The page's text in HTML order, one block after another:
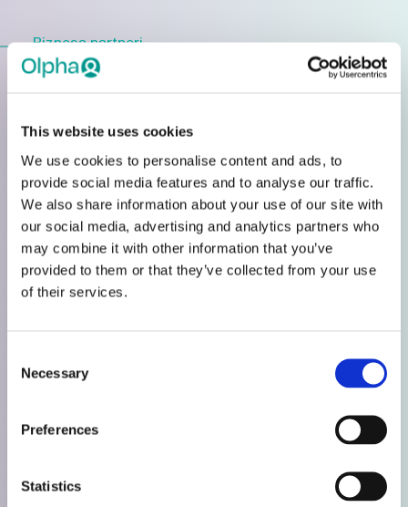
This website uses cookies
We use cookies to personalise content and ads, to
provide social media features and to analyse our traffic.
We also share information about your use of our site with
our social media, advertising and analytics partners who
may combine it with other information that you’ve
provided to them or that they’ve collected from your use
of their services.
Selection
Necessary
Preferences
Statistics
Biznesa partneri
kopizstrāde
Ar vairāk nekā 850 speciālistu komandu
un vairāk nekā 50 gadu pieredzi esam
eksperti gatavo zāļu formu, aktīvo
farmaceitisko vielu un starpproduktu
farmaceitiskās ražošanas jomā.